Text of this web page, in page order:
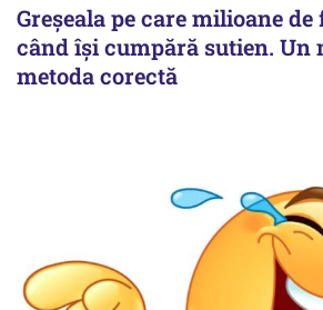
Greșeala pe care milioane de
când își cumpără sutien. Un
metoda corectă